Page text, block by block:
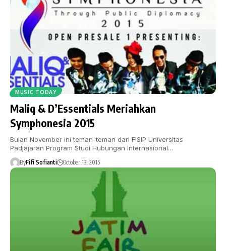
MUSIC TODAY
Maliq & D’Essentials Meriahkan
Symphonesia 2015
Bulan November ini teman-teman dari FISIP Universitas
Padjajaran Program Studi Hubungan Internasional…
ByFifi Sofianti October 13, 2015